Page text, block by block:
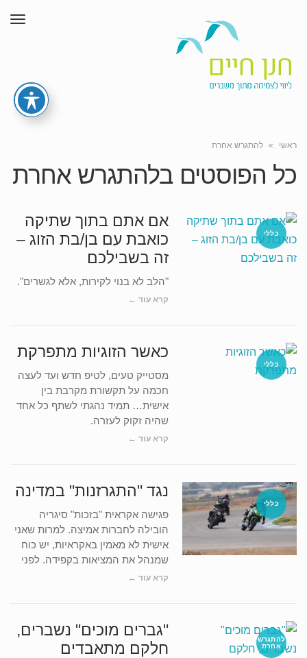
ראשי » להתגרש אחרת
כל הפוסטים בלהתגרש אחרת
כללי
אם אתם בתוך שתיקה
כואבת עם בן/בת הזוג –
זה בשבילכם
"הלב לא בנוי לקירות, אלא לגשרים".
קרא עוד ←
כללי
כאשר הזוגיות מתפרקת
מסטייק טעים, לטיפ חדש ועד לעצה
חכמה על תקשורת מקרבת בין
אישית… תמיד נהגתי לשתף כל אחד
שהיה זקוק לעזרה.
קרא עוד ←
כללי
נגד "התגרזנות" במדינה
פגישה אקראית "בזכות" סיגריה
הובילה לחברות אמיצה. למרות שאני
אישית לא מאמין באקראיות, יש כוח
שמנהל את המציאות בקפידה. לפני
קרא עוד ←
להתגרש
אחרת
"גברים מוכים" נשברים,
חלקם מתאבדים